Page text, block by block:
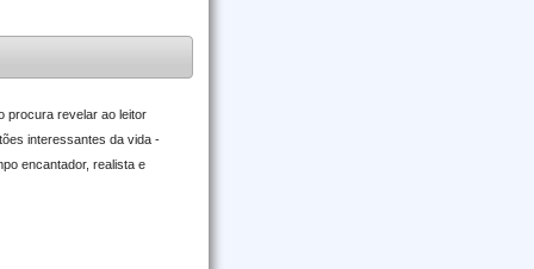
procura revelar ao leitor
interessantes da vida -
encantador, realista e